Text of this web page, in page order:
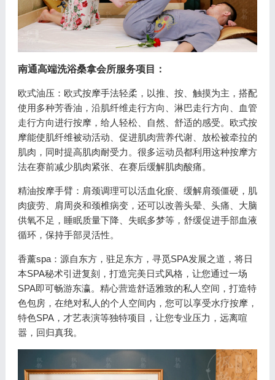
南通高端洗浴桑拿会所服务项目：
欧式油压：欧式按摩手法轻柔，以推、按、触摸为主，搭配
使用多种芳香油，沿肌纤维走行方向、淋巴走行方向、血管
走行方向进行按摩，给人轻松、自然、舒适的感受。欧式按
摩能使肌纤维被动活动、促进肌肉营养代谢、放松被牵拉的
肌肉，同时提高肌肉耐受力。很多运动员都利用这种按摩方
法在赛前减少肌肉紧张、在赛后缓解肌肉酸痛。
精油按摩手臂：肩颈调理可以活血化瘀、缓解肩颈僵硬，肌
肉疲劳、肩周炎和颈椎病变，还可以改善头晕、头痛、大脑
供氧不足，睡眠质量下降、失眠多梦等，舒缓促进手部血液
循环，保持手部灵活性。
香薰spa：源自东方，驻足东方，寻觅SPA发展之道，将日
本SPA秘术引进复刻，打造完美日式风格，让您通过一场
SPA即可畅游东瀛。精心营造舒适雅致的私人空间，打造特
色包房，在绝对私人的个人空间内，您可以享受水疗按摩，
特色SPA，才艺表演等独特项目，让您专业压力，远离喧
嚣，回归真我。